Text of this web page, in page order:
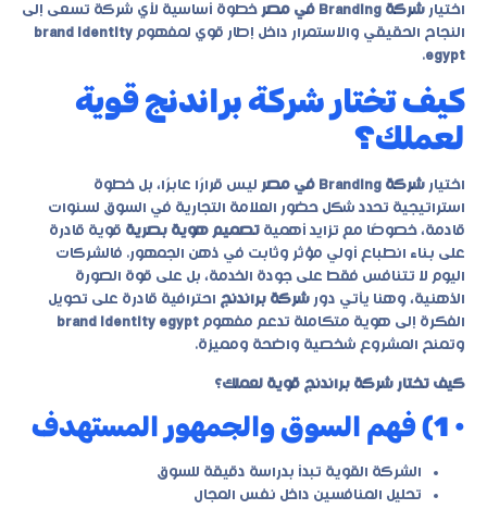
اختيار شركة Branding في مصر
خطوة أساسية لأي شركة تسعى إلى
النجاح الحقيقي والاستمرار داخل إطار قوي لمفهوم brand identity
egypt
.
كيف تختار شركة براندنج قوية
لعملك؟
اختيار شركة Branding في مصر
ليس قرارًا عابرًا، بل خطوة
استراتيجية تحدد شكل حضور العلامة التجارية في السوق لسنوات
قادمة، خصوصًا مع تزايد أهمية تصميم هوية بصرية قوية قادرة
على بناء انطباع أولي مؤثر وثابت في ذهن الجمهور. فالشركات
اليوم لا تتنافس فقط على جودة الخدمة، بل على قوة الصورة
الذهنية، وهنا يأتي دور شركة براندنج احترافية قادرة على تحويل
الفكرة إلى هوية متكاملة تدعم مفهوم brand identity egypt
وتمنح المشروع شخصية واضحة ومميزة.
كيف تختار شركة براندنج قوية لعملك؟
• 1) فهم السوق والجمهور المستهدف
الشركة القوية تبدأ بدراسة دقيقة للسوق
تحليل المنافسين داخل نفس المجال